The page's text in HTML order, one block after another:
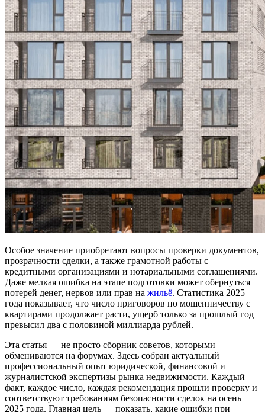
Особое значение приобретают вопросы проверки документов,
прозрачности сделки, а также грамотной работы с
кредитными организациями и нотариальными соглашениями.
Даже мелкая ошибка на этапе подготовки может обернуться
потерей денег, нервов или прав на жильё. Статистика 2025
года показывает, что число приговоров по мошенничеству с
квартирами продолжает расти, ущерб только за прошлый год
превысил два с половиной миллиарда рублей.
Эта статья — не просто сборник советов, которыми
обмениваются на форумах. Здесь собран актуальный
профессиональный опыт юридической, финансовой и
журналистской экспертизы рынка недвижимости. Каждый
факт, каждое число, каждая рекомендация прошли проверку и
соответствуют требованиям безопасности сделок на осень
2025 года. Главная цель — показать, какие ошибки при